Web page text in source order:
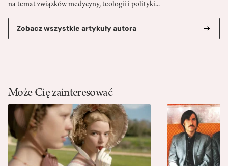
na temat związków medycyny, teologii i polityki...
Zobacz wszystkie artykuły autora
Może Cię zainteresować